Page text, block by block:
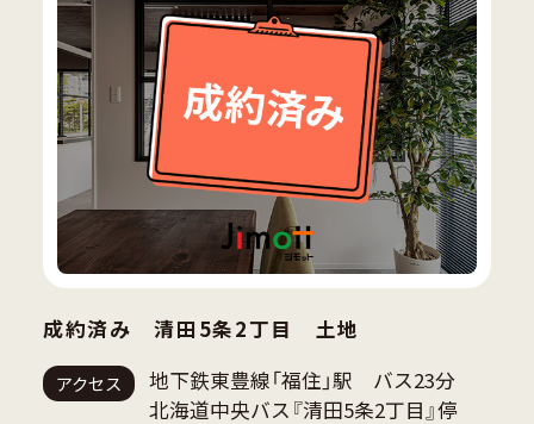
成約済み 清田5条2丁目 土地
アクセス
地下鉄東豊線「福住」駅 バス23分
北海道中央バス『清田5条2丁目』停